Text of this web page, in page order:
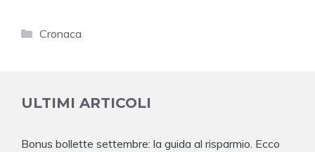
Categorie
Cronaca
ULTIMI ARTICOLI
Bonus bollette settembre: la guida al risparmio. Ecco